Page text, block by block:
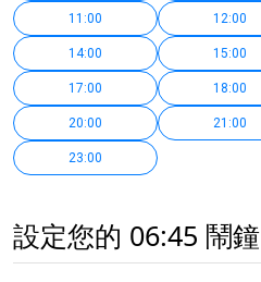
11:00 12:00
14:00 15:00
17:00 18:00
20:00 21:00
23:00
設定您的 06:45 鬧鐘